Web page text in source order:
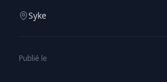
Syke
Publié le